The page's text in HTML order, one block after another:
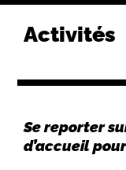
Search
for:
Activités
Se reporter
d’accueil